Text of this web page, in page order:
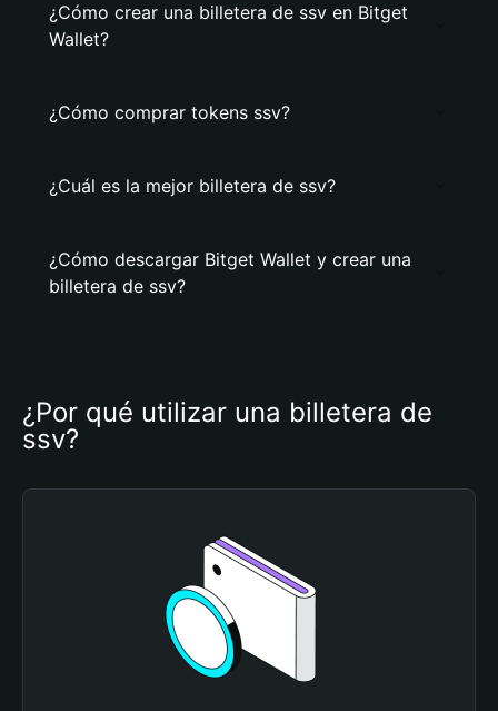
¿Cómo crear una billetera de ssv en Bitget
Wallet?
¿Cómo comprar tokens ssv?
¿Cuál es la mejor billetera de ssv?
¿Cómo descargar Bitget Wallet y crear una
billetera de ssv?
¿Por qué utilizar una billetera de
ssv?